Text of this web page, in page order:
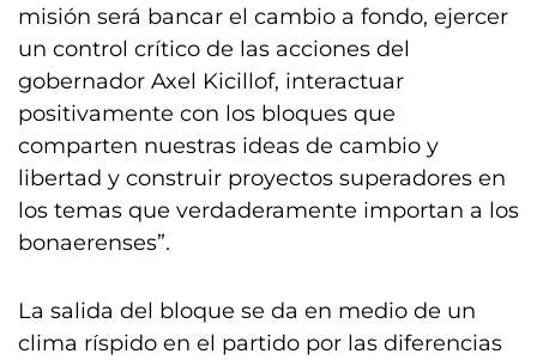
misión será bancar el cambio a fondo, ejercer
un control crítico de las acciones del
gobernador Axel Kicillof, interactuar
positivamente con los bloques que
comparten nuestras ideas de cambio y
libertad y construir proyectos superadores en
los temas que verdaderamente importan a los
bonaerenses”.
La salida del bloque se da en medio de un
clima ríspido en el partido por las diferencias